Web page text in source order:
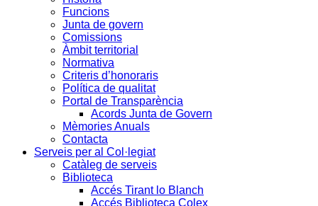
Funcions
Junta de govern
Comissions
Àmbit territorial
Normativa
Criteris d’honoraris
Política de qualitat
Portal de Transparència
Acords Junta de Govern
Mèmories Anuals
Contacta
Serveis per al Col·legiat
Catàleg de serveis
Biblioteca
Accés Tirant lo Blanch
Accés Biblioteca Colex